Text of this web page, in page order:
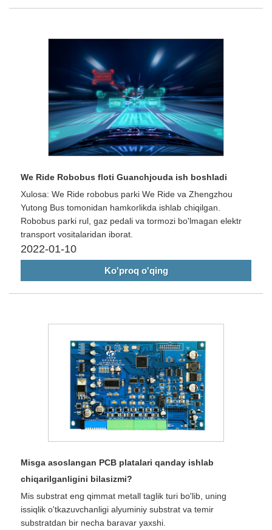
We Ride Robobus floti Guanchjouda ish boshladi
Xulosa: We Ride robobus parki We Ride va Zhengzhou
Yutong Bus tomonidan hamkorlikda ishlab chiqilgan.
Robobus parki rul, gaz pedali va tormozi bo'lmagan elektr
transport vositalaridan iborat.
2022-01-10
Ko'proq o'qing
Misga asoslangan PCB platalari qanday ishlab
chiqarilganligini bilasizmi?
Mis substrat eng qimmat metall taglik turi bo'lib, uning
issiqlik o'tkazuvchanligi alyuminiy substrat va temir
substratdan bir necha baravar yaxshi.